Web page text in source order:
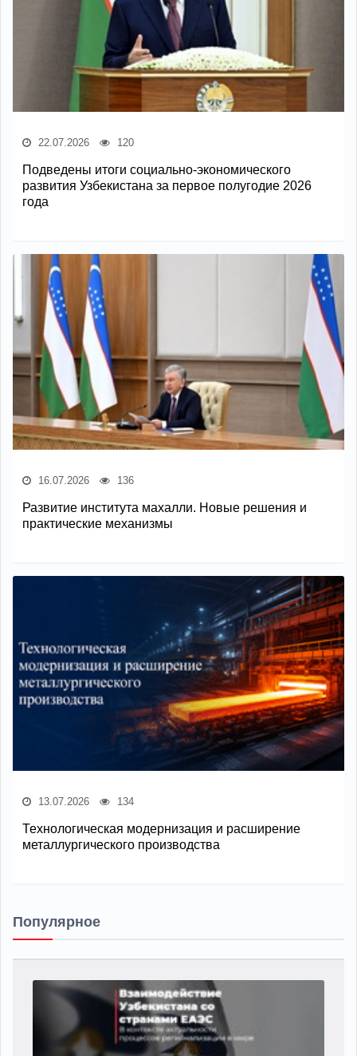
22.07.2026 120
Подведены итоги социально-экономического
развития Узбекистана за первое полугодие 2026
года
16.07.2026 136
Развитие института махалли. Новые решения и
практические механизмы
13.07.2026 134
Технологическая модернизация и расширение
металлургического производства
Популярное